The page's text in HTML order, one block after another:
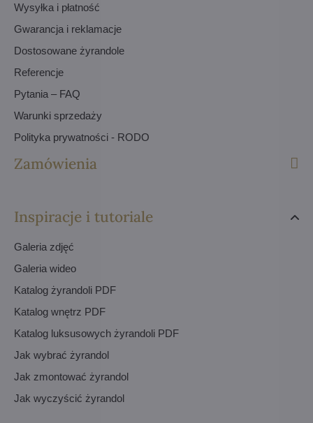
Wysyłka i płatność
Gwarancja i reklamacje
Dostosowane żyrandole
Referencje
Pytania – FAQ
Warunki sprzedaży
Polityka prywatności - RODO
Zamówienia
Inspiracje i tutoriale
Galeria zdjęć
Galeria wideo
Katalog żyrandoli PDF
Katalog wnętrz PDF
Katalog luksusowych żyrandoli PDF
Jak wybrać żyrandol
Jak zmontować żyrandol
Jak wyczyścić żyrandol